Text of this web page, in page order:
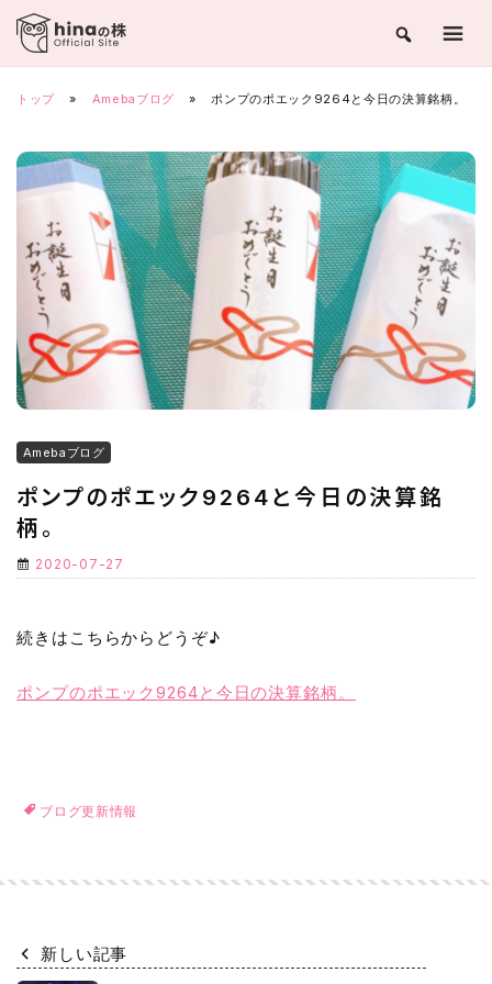
Skip
content
トップ » Amebaブログ » ポンプのポエック9264と今日の決算銘柄。
Amebaブログ
ポンプのポエック9264と今日の決算銘
柄。
2020-07-27
続きはこちらからどうぞ♪
ポンプのポエック9264と今日の決算銘柄。
ブログ更新情報
新しい記事